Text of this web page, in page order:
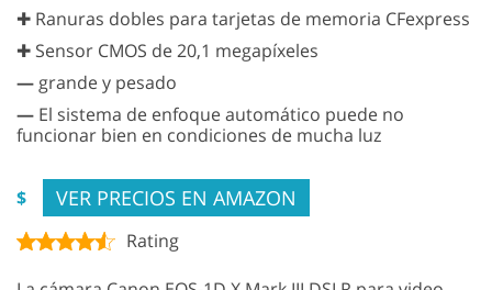
✚ Ranuras dobles para tarjetas de memoria CFexpress
✚ Sensor CMOS de 20,1 megapíxeles
— grande y pesado
— El sistema de enfoque automático puede no
funcionar bien en condiciones de mucha luz
$ VER PRECIOS EN AMAZON
Rating